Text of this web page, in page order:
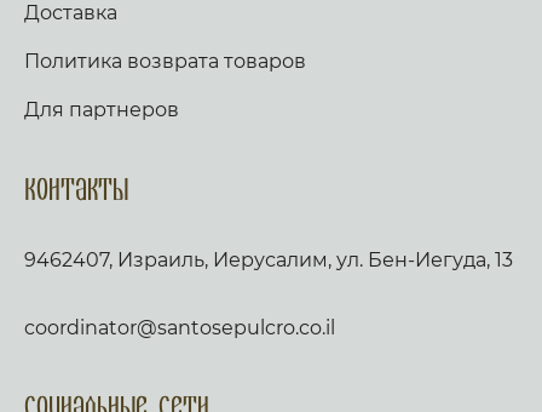
Доставка
Политика возврата товаров
Для партнеров
Контакты
9462407, Израиль, Иерусалим, ул. Бен-Иегуда, 13
coordinator@santosepulcro.co.il